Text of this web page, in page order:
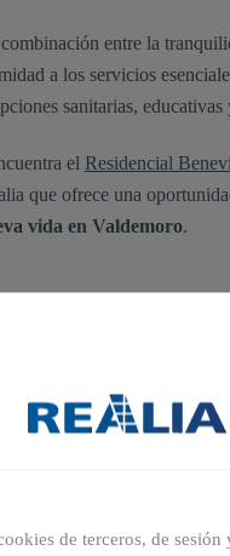
entre la
a los servicios
sanitarias, educativas
el Residencial
que ofrece una
vida en Valdemoro.
de terceros, de sesión